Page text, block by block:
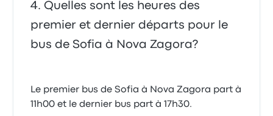
Quelles sont les heures des
premier et dernier départs pour le
bus de Sofia à Nova Zagora?
Le premier bus de Sofia à Nova Zagora part à
11h00 et le dernier bus part à 17h30.